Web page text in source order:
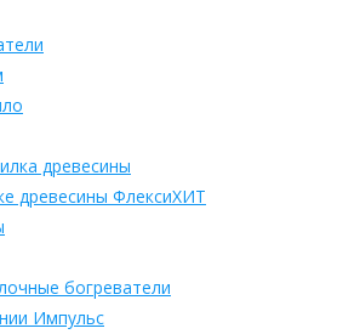
древесины
древесины ФлексиХИТ
богреватели
Импульс